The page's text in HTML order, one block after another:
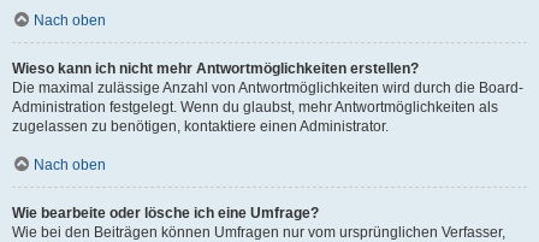
Nach oben
Wieso kann ich nicht mehr Antwortmöglichkeiten erstellen?
Die maximal zulässige Anzahl von Antwortmöglichkeiten wird durch die Board-
Administration festgelegt. Wenn du glaubst, mehr Antwortmöglichkeiten als
zugelassen zu benötigen, kontaktiere einen Administrator.
Nach oben
Wie bearbeite oder lösche ich eine Umfrage?
Wie bei den Beiträgen können Umfragen nur vom ursprünglichen Verfasser,